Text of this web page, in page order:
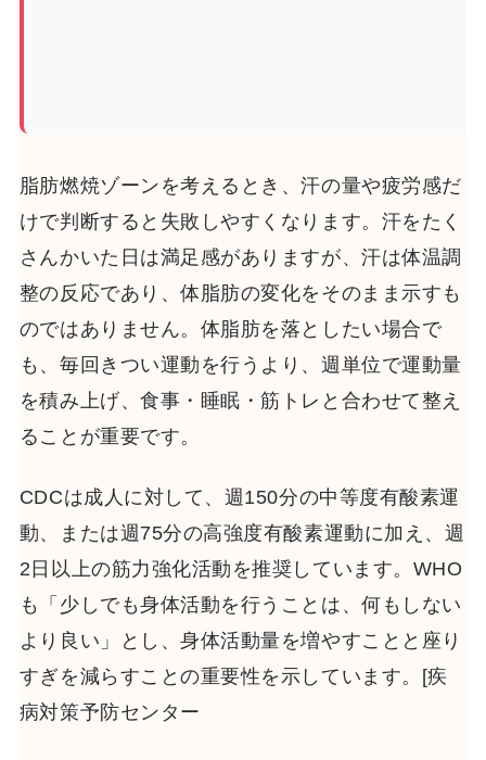
脂肪燃焼ゾーンを考えるとき、汗の量や疲労感だ
けで判断すると失敗しやすくなります。汗をたく
さんかいた日は満足感がありますが、汗は体温調
整の反応であり、体脂肪の変化をそのまま示すも
のではありません。体脂肪を落としたい場合で
も、毎回きつい運動を行うより、週単位で運動量
を積み上げ、食事・睡眠・筋トレと合わせて整え
ることが重要です。
CDCは成人に対して、週150分の中等度有酸素運
動、または週75分の高強度有酸素運動に加え、週
2日以上の筋力強化活動を推奨しています。WHO
も「少しでも身体活動を行うことは、何もしない
より良い」とし、身体活動量を増やすことと座り
すぎを減らすことの重要性を示しています。[疾
病対策予防センター